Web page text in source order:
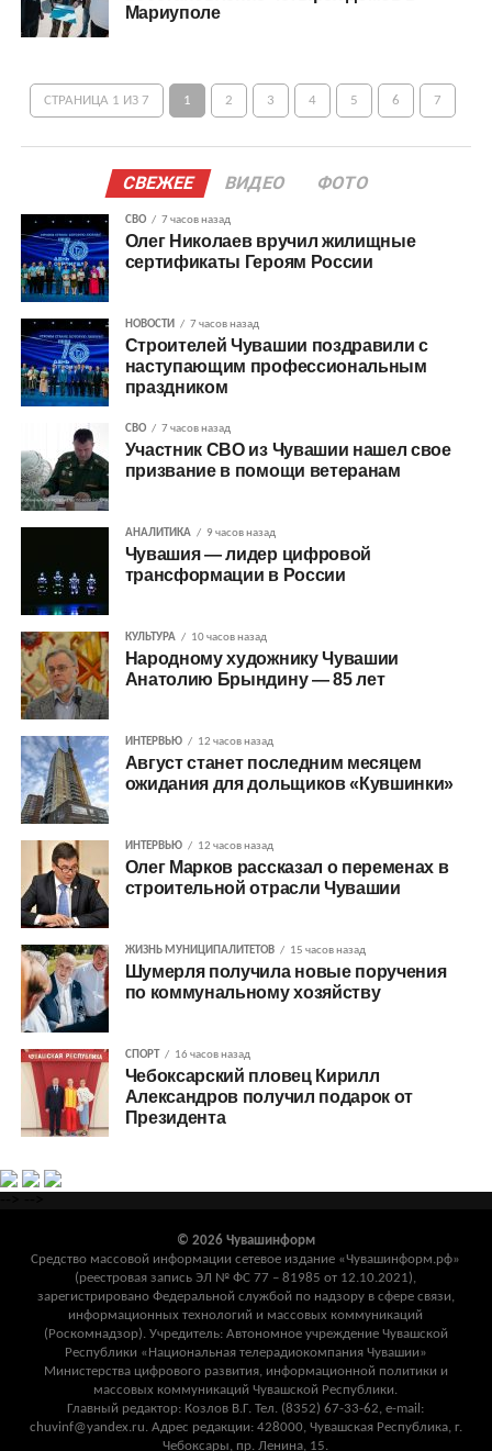
Мариуполе
СТРАНИЦА 1 ИЗ 7 1 2 3 4 5 6 7
СВЕЖЕЕ ВИДЕО ФОТО
СВО 7 часов назад
Олег Николаев вручил жилищные
сертификаты Героям России
НОВОСТИ 7 часов назад
Строителей Чувашии поздравили с
наступающим профессиональным
праздником
СВО 7 часов назад
Участник СВО из Чувашии нашел свое
призвание в помощи ветеранам
АНАЛИТИКА 9 часов назад
Чувашия — лидер цифровой
трансформации в России
КУЛЬТУРА 10 часов назад
Народному художнику Чувашии
Анатолию Брындину — 85 лет
ИНТЕРВЬЮ 12 часов назад
Август станет последним месяцем
ожидания для дольщиков «Кувшинки»
ИНТЕРВЬЮ 12 часов назад
Олег Марков рассказал о переменах в
строительной отрасли Чувашии
ЖИЗНЬ МУНИЦИПАЛИТЕТОВ 15 часов назад
Шумерля получила новые поручения
по коммунальному хозяйству
СПОРТ 16 часов назад
Чебоксарский пловец Кирилл
Александров получил подарок от
Президента
© 2026 Чувашинформ
Средство массовой информации сетевое издание «Чувашинформ.рф»
(реестровая запись ЭЛ № ФС 77 – 81985 от 12.10.2021),
зарегистрировано Федеральной службой по надзору в сфере связи,
информационных технологий и массовых коммуникаций
(Роскомнадзор). Учредитель: Автономное учреждение Чувашской
Республики «Национальная телерадиокомпания Чувашии»
Министерства цифрового развития, информационной политики и
массовых коммуникаций Чувашской Республики.
Главный редактор: Козлов В.Г. Тел. (8352) 67-33-62, e-mail:
chuvinf@yandex.ru. Адрес редакции: 428000, Чувашская Республика, г.
Чебоксары, пр. Ленина, 15.